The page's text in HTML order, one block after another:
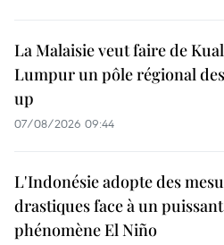
La Malaisie veut faire de
Lumpur un pôle régional
up
07/08/2026 09:44
L'Indonésie adopte des
drastiques face à un puissant
phénomène El Niño